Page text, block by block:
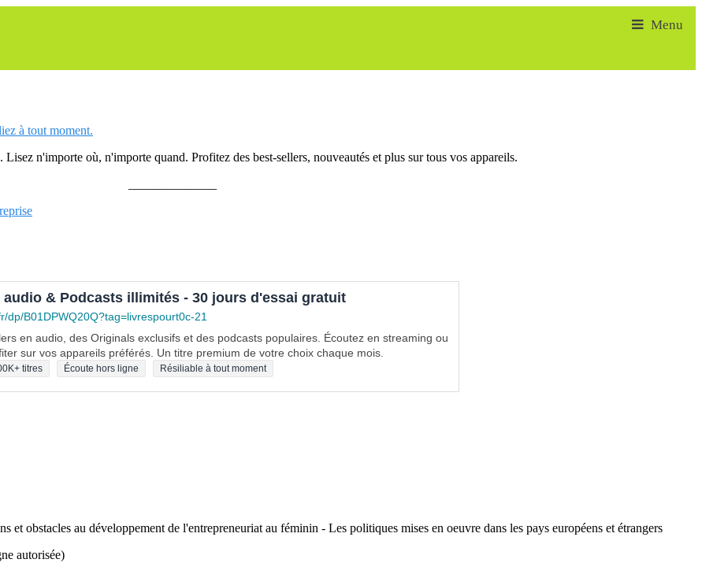
à tout moment.
n'importe où, n'importe quand. Profitez des best-sellers, nouveautés et plus sur tous vos appareils.
& Podcasts illimités - 30 jours d'essai gratuit
dp/B01DPWQ20Q?tag=livrespourt0c-21
en audio, des Originals exclusifs et des podcasts populaires. Écoutez en streaming ou
sur vos appareils préférés. Un titre premium de votre choix chaque mois.
titres Écoute hors ligne Résiliable à tout moment
et obstacles au développement de l'entrepreneuriat au féminin - Les politiques mises en oeuvre dans les pays européens et étrangers
autorisée)